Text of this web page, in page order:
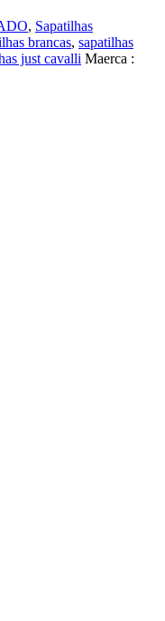
, Sapatilhas
brancas, sapatilhas
just cavalli Maerca :